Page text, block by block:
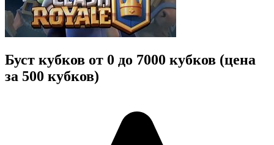
Буст кубков от 0 до 7000 кубков (цена
за 500 кубков)